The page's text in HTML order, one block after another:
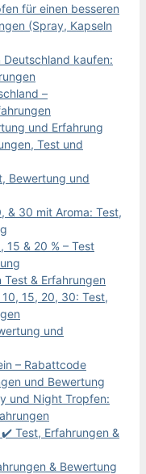
für einen besseren
(Spray, Kapseln
Deutschland kaufen:
–
und Erfahrung
Test und
Bewertung und
& 30 mit Aroma: Test,
15 & 20 % – Test
& Erfahrungen
15, 20, 30: Test,
und
– Rabattcode
und Bewertung
und Night Tropfen:
Test, Erfahrungen &
& Bewertung